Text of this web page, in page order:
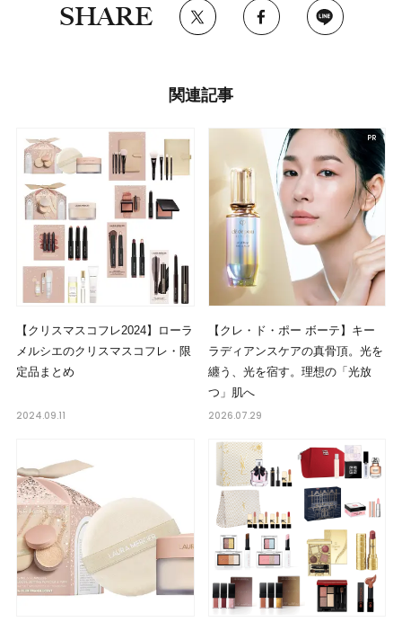
SHARE
関連記事
【クリスマスコフレ2024】ローラ
メルシエのクリスマスコフレ・限
定品まとめ
2024.09.11
【クレ・ド・ポー ボーテ】キー
ラディアンスケアの真骨頂。光を
纏う、光を宿す。理想の「光放
つ」肌へ
2026.07.29